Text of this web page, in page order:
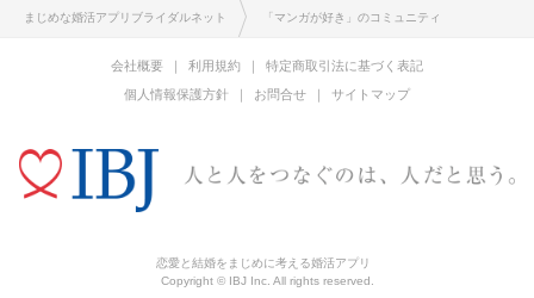
まじめな婚活アプリブライダルネット 「マンガが好き」のコミュニティ
会社概要 利用規約
特定商取引法に基づく表記
個人情報保護方針
お問合せ サイトマップ
恋愛と結婚をまじめに考える婚活アプリ
Copyright © IBJ Inc. All rights reserved.